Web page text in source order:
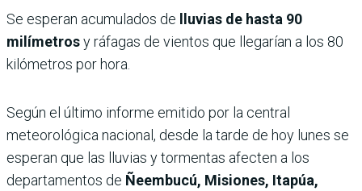
Se esperan acumulados de
lluvias de hasta 90
milímetrosy ráfagas de vientos que llegarían a los 80
kilómetros por hora.
Según el último informe emitido por la central
meteorológica nacional, desde la tarde de hoy lunes se
esperan que las lluvias y tormentas afecten a los
departamentos de Ñeembucú, Misiones, Itapúa,